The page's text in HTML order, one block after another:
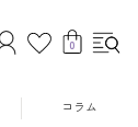
0
コラム